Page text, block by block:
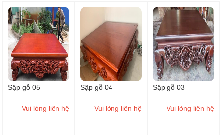
Sập gỗ 05
Vui lòng liên hệ
Sập gỗ 04
Vui lòng liên hệ
Sập gỗ 03
Vui lòng liên hệ